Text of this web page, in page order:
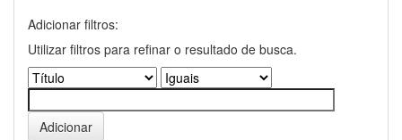
Adicionar filtros:
Utilizar filtros para refinar o resultado de busca.